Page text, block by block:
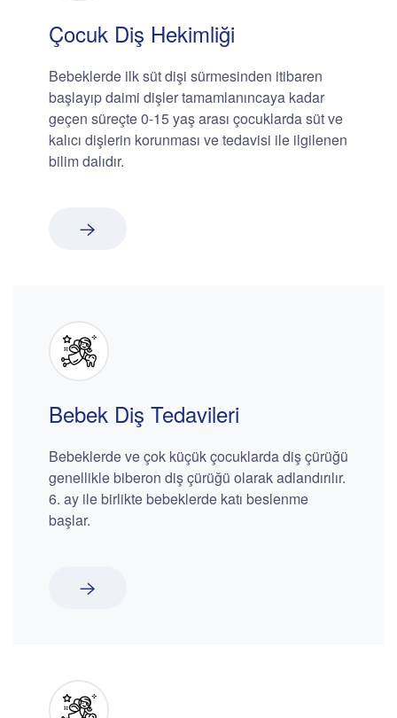
Çocuk Diş Hekimliği
Bebeklerde ilk süt dişi sürmesinden itibaren
başlayıp daimi dişler tamamlanıncaya kadar
geçen süreçte 0-15 yaş arası çocuklarda süt ve
kalıcı dişlerin korunması ve tedavisi ile ilgilenen
bilim dalıdır.
Bebek Diş Tedavileri
Bebeklerde ve çok küçük çocuklarda diş çürüğü
genellikle biberon diş çürüğü olarak adlandırılır.
6. ay ile birlikte bebeklerde katı beslenme
başlar.